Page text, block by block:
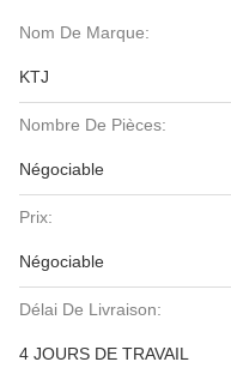
Nom De Marque:
KTJ
Nombre De Pièces:
Négociable
Prix:
Négociable
Délai De Livraison:
4 JOURS DE TRAVAIL